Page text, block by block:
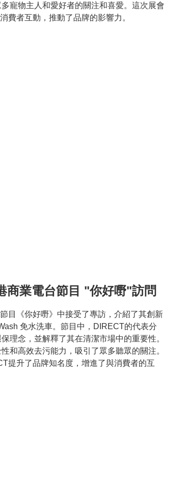
寵物主人和愛好者的關注和喜愛。這次展會
費者互動，推動了品牌的影響力。
商業電台節目 "你好嘢"訪問
目《你好嘢》中接受了專訪，介紹了其創新
免水洗車。節目中，DIRECT的代表分
理念，並解釋了其在清潔市場中的重要性。
和高效去污能力，吸引了眾多聽眾的關注。
提升了品牌知名度，增進了與消費者的互